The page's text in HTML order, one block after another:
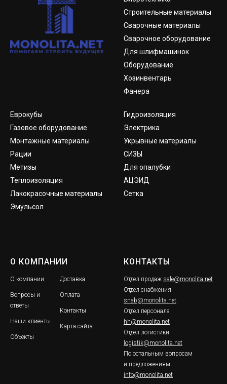
Строительные материалы
Сварочные материалы
Сварочное оборудование
Для шлифмашинок
Оборудование
Хозинвентарь
Фанера
Еврокубы
Газовое оборудование
Монтажные материалы
Рации
Метизы
Теплоизоляция
Лакокрасочные материалы
Эмульсол
Гидроизоляция
Электрика
Укрывные материалы
СИЗЫ
Для опалубки
АЦЭИД
Сетка
О КОМПАНИИ
О компании
Вопросы и
ответы
Наши клиенты
Объекты
Доставка
Оплата
Контакты
Карта сайта
КОНТАКТЫ
Отдел продаж sale@monolita.net
Отдел снабжения
snab@monolita.net
Отдел персонала
hh@monolita.net
Отдел логистики
logistik@monolita.net
По остальным вопросам
и предложениям
info@monolita.net